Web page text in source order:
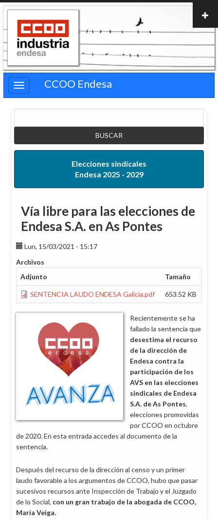
Pasar
contenido
principal
CCOO Endesa
Elecciones sindicales
Endesa 2025 - 2029
Vía libre para las elecciones de
Endesa S.A. en As Pontes
Lun, 15/03/2021 - 15:17
Archivos
Adjunto
Tamaño
SENTENCIA LAUDO ENDESA Galicia.pdf 653.52 KB
Recientemente se ha
fallado la sentencia que
desestima el recurso
de la dirección de
Endesa contra la
participación de los
AVS en las elecciones
sindicales de Endesa
S.A. de As Pontes,
elecciones promovidas
por CCOO en octubre
de 2020. En esta entrada accedes al documento de la
sentencia.
Después del recurso de la dirección al censo y un primer
laudo favorable a los argumentos de CCOO, hubo que pasar
sucesivos recursos ante Inspección de Trabajo y el Juzgado
de lo Social, con un gran trabajo de la abogada de CCOO,
María Veiga.